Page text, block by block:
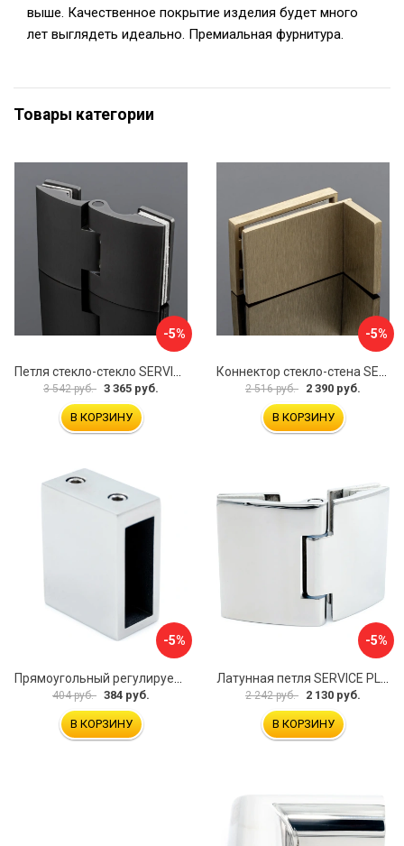
выше. Качественное покрытие изделия будет много
лет выглядеть идеально. Премиальная фурнитура.
Товары категории
-5%
3 542 руб. 3 365 руб.
В КОРЗИНУ
-5%
2 516 руб. 2 390 руб.
В КОРЗИНУ
-5%
Прямоугольный регулируемый коннектор трек-стена SERVICE PLUS CK-106D30-PC
404 руб. 384 руб.
В КОРЗИНУ
-5%
Латунная петля SERVICE PLUS CL-905-PC
2 242 руб. 2 130 руб.
В КОРЗИНУ